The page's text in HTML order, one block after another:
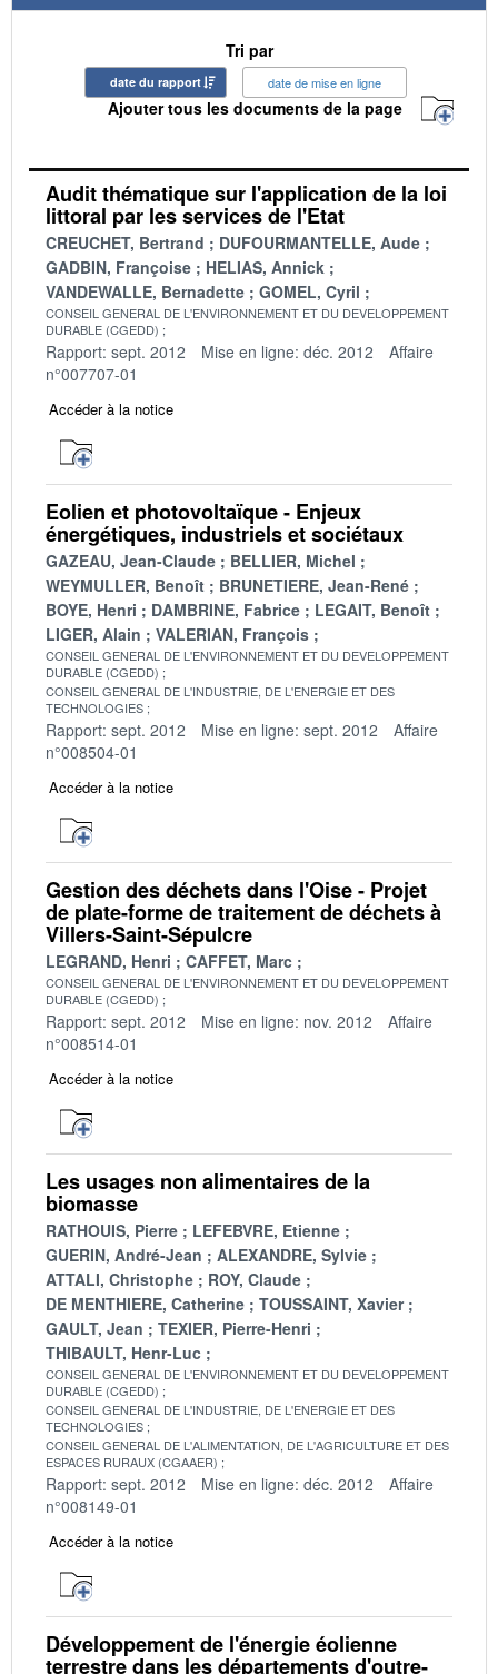
Tri par
date du rapport date de mise en ligne
Ajouter tous les documents de la page
Audit thématique sur l'application de la loi
littoral par les services de l'Etat
CREUCHET, Bertrand
DUFOURMANTELLE, Aude
GADBIN, Françoise
HELIAS, Annick
VANDEWALLE, Bernadette
GOMEL, Cyril
CONSEIL GENERAL DE L'ENVIRONNEMENT ET DU DEVELOPPEMENT
DURABLE (CGEDD)
Rapport: sept. 2012 Mise en ligne: déc. 2012
Affaire
n°007707-01
Accéder à la notice
Eolien et photovoltaïque - Enjeux
énergétiques, industriels et sociétaux
GAZEAU, Jean-Claude
BELLIER, Michel
WEYMULLER, Benoît
BRUNETIERE, Jean-René
BOYE, Henri
DAMBRINE, Fabrice
LEGAIT, Benoît
LIGER, Alain
VALERIAN, François
CONSEIL GENERAL DE L'ENVIRONNEMENT ET DU DEVELOPPEMENT
DURABLE (CGEDD)
CONSEIL GENERAL DE L'INDUSTRIE, DE L'ENERGIE ET DES
TECHNOLOGIES
Rapport: sept. 2012 Mise en ligne: sept. 2012
Affaire
n°008504-01
Accéder à la notice
Gestion des déchets dans l'Oise - Projet
de plate-forme de traitement de déchets à
Villers-Saint-Sépulcre
LEGRAND, Henri CAFFET, Marc
CONSEIL GENERAL DE L'ENVIRONNEMENT ET DU DEVELOPPEMENT
DURABLE (CGEDD)
Rapport: sept. 2012 Mise en ligne: nov. 2012
Affaire
n°008514-01
Accéder à la notice
Les usages non alimentaires de la
biomasse
RATHOUIS, Pierre
LEFEBVRE, Etienne
GUERIN, André-Jean
ALEXANDRE, Sylvie
ATTALI, Christophe
ROY, Claude
DE MENTHIERE, Catherine
TOUSSAINT, Xavier
GAULT, Jean
TEXIER, Pierre-Henri
THIBAULT, Henr-Luc
CONSEIL GENERAL DE L'ENVIRONNEMENT ET DU DEVELOPPEMENT
DURABLE (CGEDD)
CONSEIL GENERAL DE L'INDUSTRIE, DE L'ENERGIE ET DES
TECHNOLOGIES
CONSEIL GENERAL DE L'ALIMENTATION, DE L'AGRICULTURE ET DES
ESPACES RURAUX (CGAAER)
Rapport: sept. 2012 Mise en ligne: déc. 2012
Affaire
n°008149-01
Accéder à la notice
Développement de l'énergie éolienne
terrestre dans les départements d'outre-